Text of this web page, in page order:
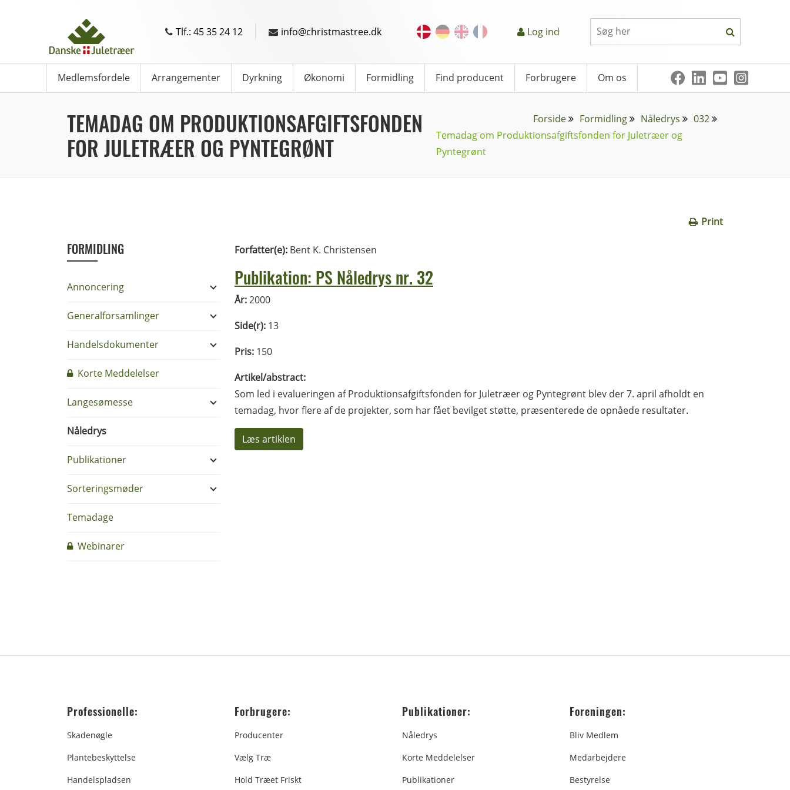
Tlf.: 45 35 24 12 info@christmastree.dk Log ind
Medlemsfordele Arrangementer Dyrkning Økonomi Formidling Find producent Forbrugere Om os
TEMADAG OM PRODUKTIONSAFGIFTSFONDEN
FOR JULETRÆER OG PYNTEGRØNT
Forside Formidling Nåledrys
032
Temadag om Produktionsafgiftsfonden for Juletræer og
Pyntegrønt
Print
FORMIDLING
Annoncering
Generalforsamlinger
Handelsdokumenter
Korte Meddelelser
Langesømesse
Nåledrys
Publikationer
Sorteringsmøder
Temadage
Webinarer
Forfatter(e): Bent K. Christensen
Publikation: PS Nåledrys nr. 32
År:2000
Side(r): 13
Pris: 150
Artikel/abstract:
Som led i evalueringen af Produktionsafgiftsfonden for Juletræer og Pyntegrønt blev der 7. april afholdt en
temadag, hvor flere af de projekter, som har fået bevilget støtte, præsenterede de opnåede resultater.
Læs artiklen
Professionelle:
Skadenøgle
Plantebeskyttelse
Handelspladsen
Forbrugere:
Producenter
Vælg Træ
Hold Træet Friskt
Publikationer:
Nåledrys
Korte Meddelelser
Publikationer
Foreningen:
Bliv Medlem
Medarbejdere
Bestyrelse